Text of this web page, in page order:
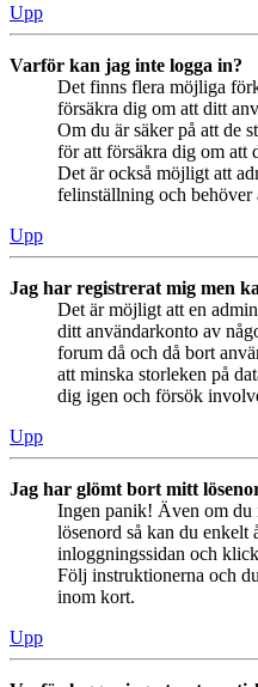
Upp
Varför kan jag inte logga in?
Det finns flera möjliga
försäkra dig om att ditt
Om du är säker på att de
för att försäkra dig om att
Det är också möjligt att
felinställning och behöver
Upp
Jag har registrerat mig men
Det är möjligt att en
ditt användarkonto av
forum då och då bort
att minska storleken på
dig igen och försök
Upp
Jag har glömt bort mitt
Ingen panik! Även om du
lösenord så kan du enkelt
inloggningssidan och
Följ instruktionerna och
inom kort.
Upp